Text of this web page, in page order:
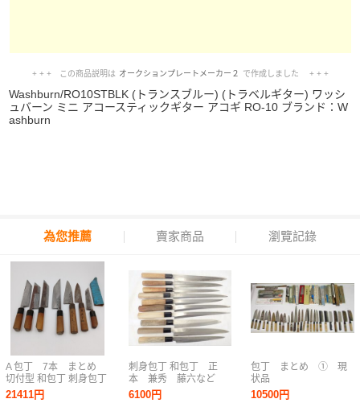
+ + + この商品説明は オークションプレートメーカー２
で作成しました + + +
Washburn/RO10STBLK (トランスブルー) (トラベルギター) ワッシ
ュバーン ミニ アコースティックギター アコギ RO-10 ブランド：W
ashburn
為您推薦 賣家商品 瀏覽記錄
A 包丁 7本 まとめ
切付型 和包丁 刺身包丁
出刃包丁 小出刃包丁
21411円
刺身包丁 和包丁 正
本 兼秀 藤六など
6100円
包丁 まとめ ① 現
状品
10500円